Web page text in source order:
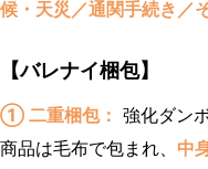
候・天災／通関手続き／
【バレナイ梱包】
① 二重梱包： 強化ダン
商品は毛布で包まれ、 中